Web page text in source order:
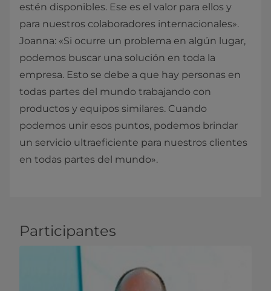
estén disponibles. Ese es el valor para ellos y
para nuestros colaboradores internacionales».
Joanna: «Si ocurre un problema en algún lugar,
podemos buscar una solución en toda la
empresa. Esto se debe a que hay personas en
todas partes del mundo trabajando con
productos y equipos similares. Cuando
podemos unir esos puntos, podemos brindar
un servicio ultraeficiente para nuestros clientes
en todas partes del mundo».
Participantes